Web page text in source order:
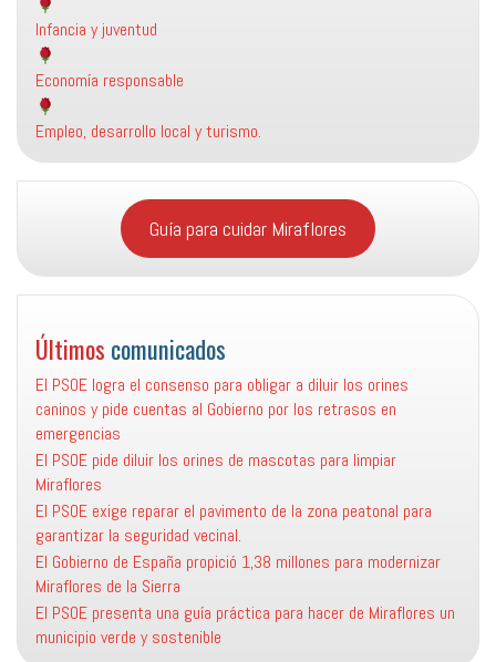
Infancia y juventud
Economía responsable
Empleo, desarrollo local y turismo.
Guía para cuidar Miraflores
Últimos comunicados
El PSOE logra el consenso para obligar a diluir los orines
caninos y pide cuentas al Gobierno por los retrasos en
emergencias
El PSOE pide diluir los orines de mascotas para limpiar
Miraflores
El PSOE exige reparar el pavimento de la zona peatonal para
garantizar la seguridad vecinal.
El Gobierno de España propició 1,38 millones para modernizar
Miraflores de la Sierra
El PSOE presenta una guía práctica para hacer de Miraflores un
municipio verde y sostenible